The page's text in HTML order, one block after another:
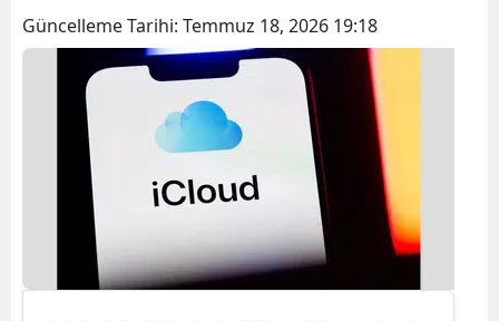
Güncelleme Tarihi: Temmuz 18, 2026 19:18